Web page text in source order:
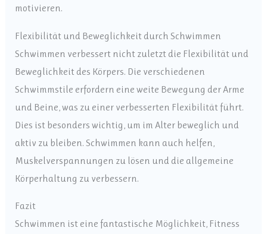
motivieren.
Flexibilität und Beweglichkeit durch Schwimmen
Schwimmen verbessert nicht zuletzt die Flexibilität und
Beweglichkeit des Körpers. Die verschiedenen
Schwimmstile erfordern eine weite Bewegung der Arme
und Beine, was zu einer verbesserten Flexibilität führt.
Dies ist besonders wichtig, um im Alter beweglich und
aktiv zu bleiben. Schwimmen kann auch helfen,
Muskelverspannungen zu lösen und die allgemeine
Körperhaltung zu verbessern.
Fazit
Schwimmen ist eine fantastische Möglichkeit, Fitness